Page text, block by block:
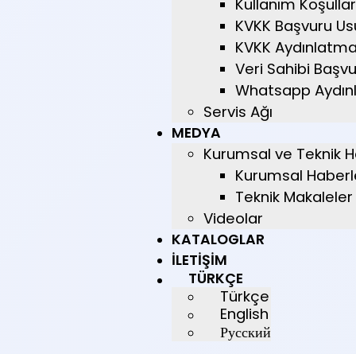
Kullanım
KVKK Başvuru
KVKK
Veri Sahibi
Whatsapp
Servis Ağı
MEDYA
Kurumsal ve Teknik
Kurumsal
Teknik Makaleler
Videolar
KATALOGLAR
İLETIŞIM
TÜRKÇE
Türkçe
English
Русский